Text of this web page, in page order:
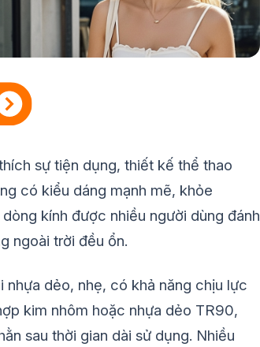
sự tiện dụng, thiết kế thể thao
có kiểu dáng mạnh mẽ, khỏe
kính được nhiều người dùng đánh
ngoài trời đều ổn.
dẻo, nhẹ, có khả năng chịu lực
kim nhôm hoặc nhựa dẻo TR90,
sau thời gian dài sử dụng. Nhiều